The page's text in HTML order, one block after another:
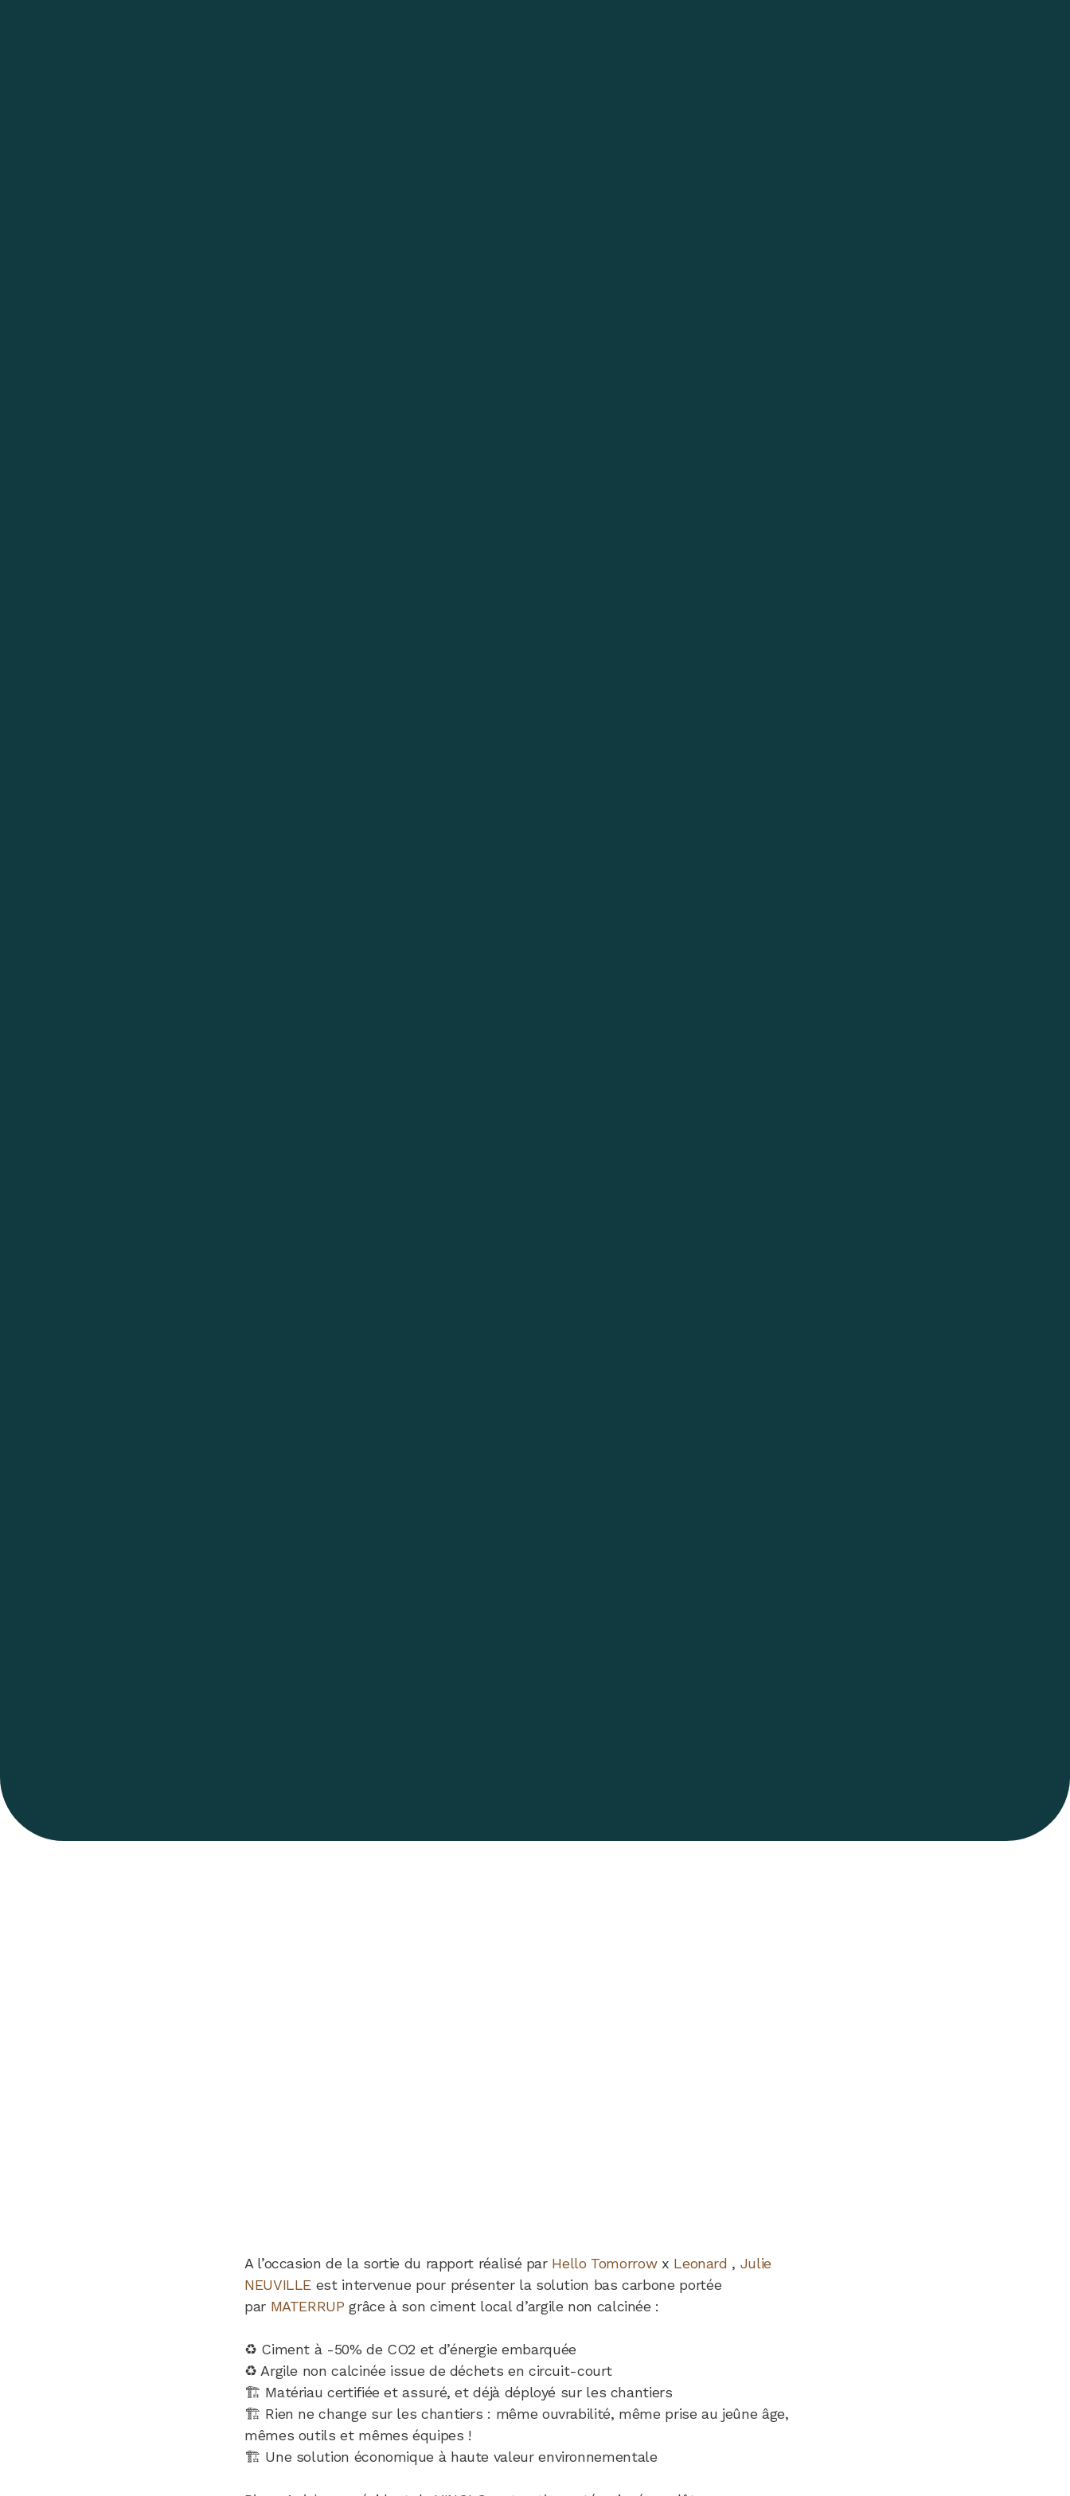
A l’occasion de la sortie du rapport réalisé par Hello Tomorrowx Leonard , Julie
NEUVILLE est intervenue pour présenter la solution bas carbone portée
par MATERRUP grâce à son ciment local d’argile non calcinée :
♻️ Ciment à -50% de CO2 et d’énergie embarquée
♻️ Argile non calcinée issue de déchets en circuit-court
🏗️ Matériau certifiée et assuré, et déjà déployé sur les chantiers
🏗️ Rien ne change sur les chantiers : même ouvrabilité, même prise au jeûne âge,
mêmes outils et mêmes équipes !
🏗️ Une solution économique à haute valeur environnementale